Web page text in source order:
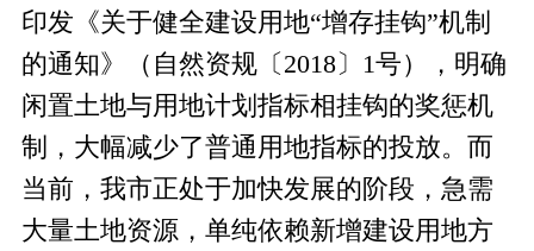
印发《关于健全建设用地“增存挂钩”机制
的通知》（自然资规〔 2018〕 1号），明确
闲置土地与用地计划指标相挂钩的奖惩机
制，大幅减少了普通用地指标的投放。而
当前，我市正处于加快发展的阶段，急需
大量土地资源，单纯依赖新增建设用地方